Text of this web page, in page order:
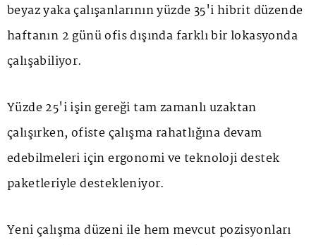
beyaz yaka çalışanlarının yüzde 35'i hibrit düzende
haftanın 2 günü ofis dışında farklı bir lokasyonda
çalışabiliyor.
Yüzde 25'i işin gereği tam zamanlı uzaktan
çalışırken, ofiste çalışma rahatlığına devam
edebilmeleri için ergonomi ve teknoloji destek
paketleriyle destekleniyor.
Yeni çalışma düzeni ile hem mevcut pozisyonları